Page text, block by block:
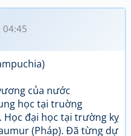
04:45
của nước
học tại truờng
Học đại học tại trường kỵ
(Pháp). Đã từng dự